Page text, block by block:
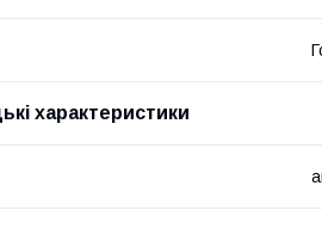
характеристики